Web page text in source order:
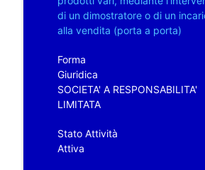
di un dimostratore o di un
alla vendita (porta a porta)
Forma
Giuridica
SOCIETA' A RESPONSABILITA'
LIMITATA
Stato Attività
Attiva